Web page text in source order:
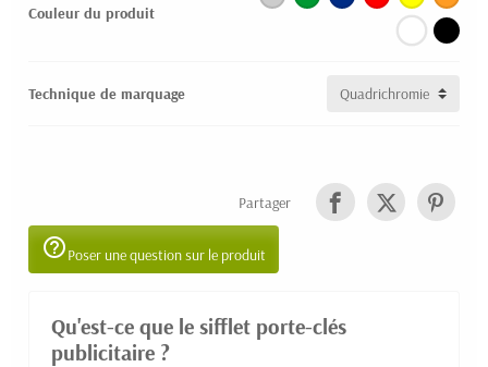
Couleur du produit
Technique de marquage
Partager
help_outlinePoser une question sur le produit
Qu'est-ce que le sifflet porte-clés
publicitaire ?